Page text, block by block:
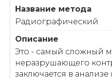
Радиографический
Это - самый сложный
неразрушающего
заключается в